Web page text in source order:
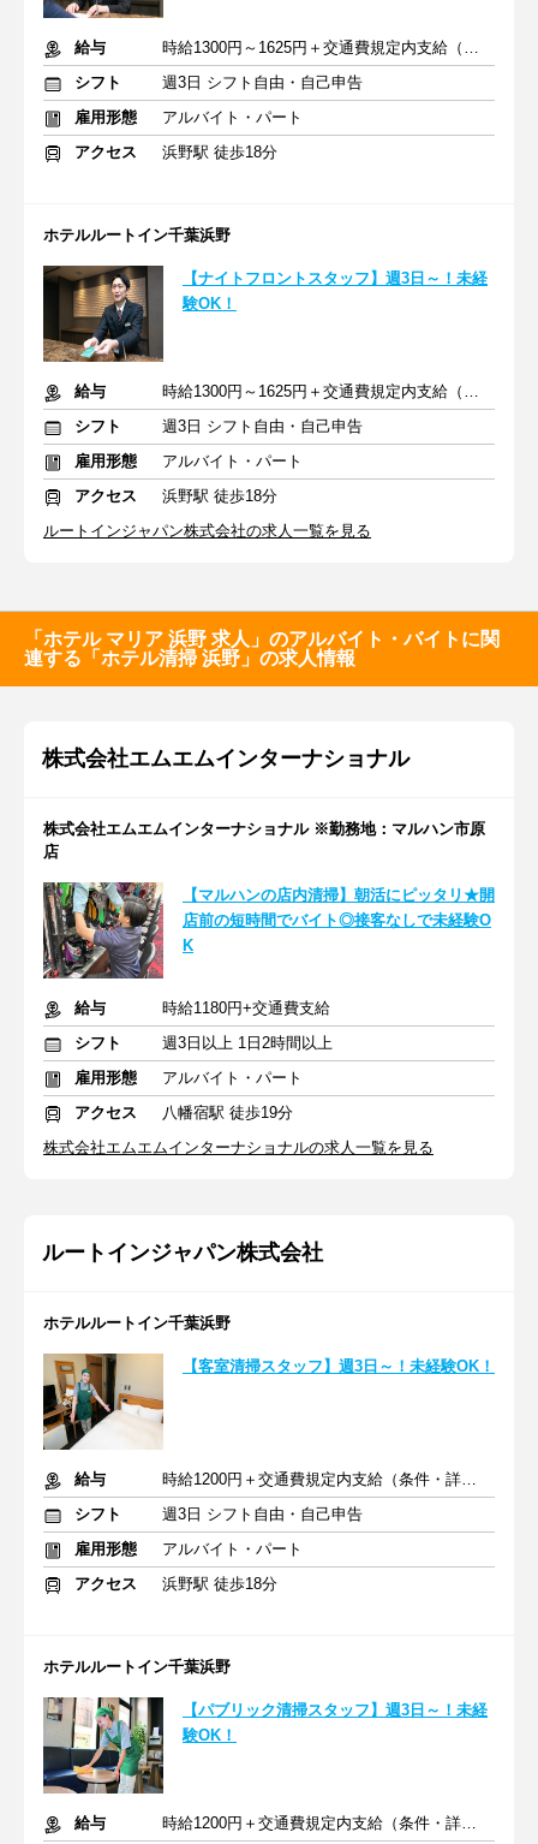
給与
時給1300円～1625円＋交通費規定内支給（条件・詳細は面接にて）
シフト
週3日 シフト自由・自己申告
雇用形態
アルバイト・パート
アクセス
浜野駅 徒歩18分
ホテルルートイン千葉浜野
【ナイトフロントスタッフ】週3日～！未経
験OK！
給与
時給1300円～1625円＋交通費規定内支給（条件・詳細は面接にて）
シフト
週3日 シフト自由・自己申告
雇用形態
アルバイト・パート
アクセス
浜野駅 徒歩18分
ルートインジャパン株式会社の求人一覧を見る
「ホテル マリア 浜野 求人」のアルバイト・バイトに関
連する「ホテル清掃 浜野」の求人情報
株式会社エムエムインターナショナル
株式会社エムエムインターナショナル ※勤務地：マルハン市原
店
【マルハンの店内清掃】朝活にピッタリ★開
店前の短時間でバイト◎接客なしで未経験O
K
給与
時給1180円+交通費支給
シフト
週3日以上 1日2時間以上
雇用形態
アルバイト・パート
アクセス
八幡宿駅 徒歩19分
株式会社エムエムインターナショナルの求人一覧を見る
ルートインジャパン株式会社
ホテルルートイン千葉浜野
【客室清掃スタッフ】週3日～！未経験OK！
給与
時給1200円＋交通費規定内支給（条件・詳細は面接にて）
シフト
週3日 シフト自由・自己申告
雇用形態
アルバイト・パート
アクセス
浜野駅 徒歩18分
ホテルルートイン千葉浜野
【パブリック清掃スタッフ】週3日～！未経
験OK！
給与 時給1200円＋交通費規定内支給（条件・詳細は面接にて）